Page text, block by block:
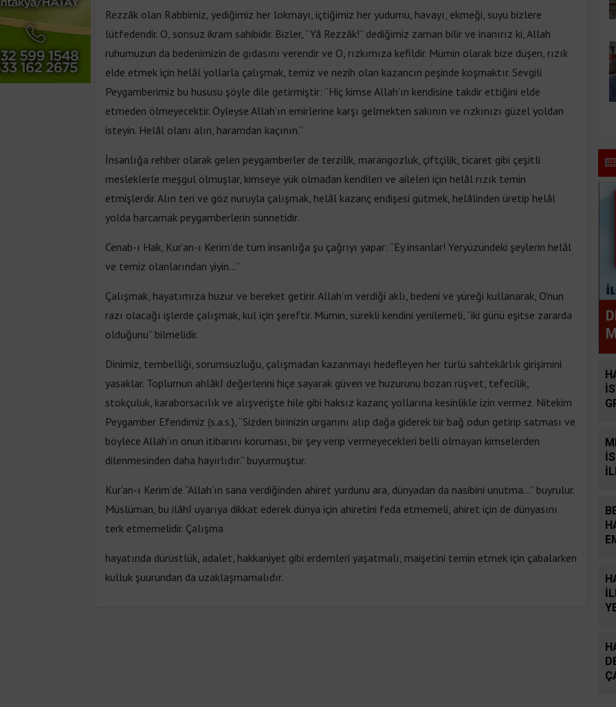
Rezzâk olan Rabbimiz, yediğimiz her lokmayı, içtiğimiz her yudumu, havayı, ekmeği, suyu bizlere
lütfedendir. O, sonsuz ikram sahibidir. Bizler, “Yâ Rezzâk!” dediğimiz zaman bilir ve inanırız ki, Allah
ruhumuzun da bedenimizin de gıdasını verendir ve O, rızkımıza kefildir. Mümin olarak bize düşen, rızık
elde etmek için helâl yollarla çalışmak, temiz ve nezih olan kazancın peşinde koşmaktır. Sevgili
Peygamberimiz bu hususu şöyle dile getirmiştir: “Hiç kimse Allah’ın kendisine takdir ettiğini elde
etmeden ölmeyecektir. Öyleyse Allah’ın emirlerine karşı gelmekten sakının ve rızkınızı güzel yoldan
isteyin. Helâl olanı alın, haramdan kaçının.”
İnsanlığa rehber olarak gelen peygamberler de terzilik, marangozluk, çiftçilik, ticaret gibi çeşitli
mesleklerle meşgul olmuşlar, kimseye yük olmadan kendileri ve aileleri için helâl rızık temin
etmişlerdir. Alın teri ve göz nuruyla çalışmak, helâl kazanç endişesi gütmek, helâlinden üretip helâl
yolda harcamak peygamberlerin sünnetidir.
Cenab-ı Hak, Kur’an-ı Kerim’de tüm insanlığa şu çağrıyı yapar: “Ey insanlar! Yeryüzündeki şeylerin helâl
ve temiz olanlarından yiyin...”
Çalışmak, hayatımıza huzur ve bereket getirir. Allah’ın verdiği aklı, bedeni ve yüreği kullanarak, O’nun
razı olacağı işlerde çalışmak, kul için şereftir. Mümin, sürekli kendini yenilemeli, “iki günü eşitse zararda
olduğunu” bilmelidir.
Dinimiz, tembelliği, sorumsuzluğu, çalışmadan kazanmayı hedefleyen her türlü sahtekârlık girişimini
yasaklar. Toplumun ahlâkî değerlerini hiçe sayarak güven ve huzurunu bozan rüşvet, tefecilik,
stokçuluk, karaborsacılık ve alışverişte hile gibi haksız kazanç yollarına kesinlikle izin vermez. Nitekim
Peygamber Efendimiz (s.a.s.), “Sizden birinizin urganını alıp dağa giderek bir bağ odun getirip satması ve
böylece Allah’ın onun itibarını koruması, bir şey verip vermeyecekleri belli olmayan kimselerden
dilenmesinden daha hayırlıdır.” buyurmuştur.
Kur’an-ı Kerim’de “Allah’ın sana verdiğinden ahiret yurdunu ara, dünyadan da nasibini unutma…” buyrulur.
Müslüman, bu ilâhî uyarıya dikkat ederek dünya için ahiretini feda etmemeli, ahiret için de dünyasını
terk etmemelidir. Çalışma
hayatında dürüstlük, adalet, hakkaniyet gibi erdemleri yaşatmalı, maişetini temin etmek için çabalarken
kulluk şuurundan da uzaklaşmamalıdır.